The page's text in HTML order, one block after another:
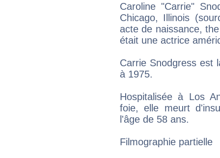
Caroline "Carrie"
Chicago, Illinois
acte de naissance,
était une actrice
Carrie Snodgress est
à 1975.
Hospitalisée à Los
foie, elle meurt
l'âge de 58 ans.
Filmographie partielle